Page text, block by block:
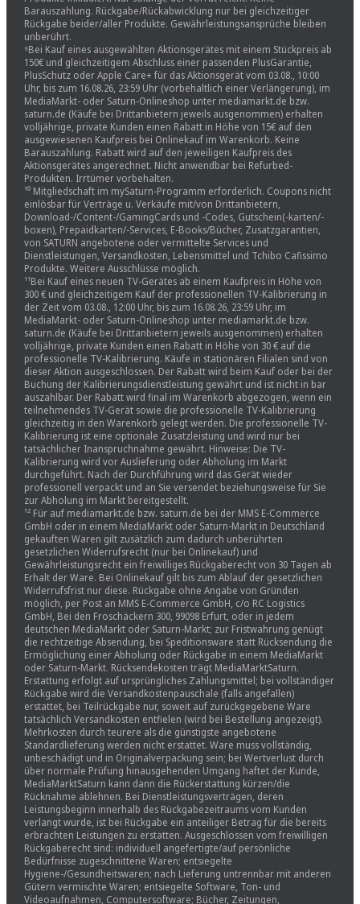
Barauszahlung. Rückgabe/Rückabwicklung nur bei gleichzeitiger
Rückgabe beider/aller Produkte. Gewährleistungsansprüche bleiben
unberührt.
⁹Bei Kauf eines ausgewählten Aktionsgerätes mit einem Stückpreis ab
150€ und gleichzeitigem Abschluss einer passenden PlusGarantie,
PlusSchutz oder Apple Care+ für das Aktionsgerät vom 03.08., 10:00
Uhr, bis zum 16.08.26, 23:59 Uhr (vorbehaltlich einer Verlängerung), im
MediaMarkt- oder Saturn-Onlineshop unter mediamarkt.de bzw.
saturn.de (Käufe bei Drittanbietern jeweils ausgenommen) erhalten
volljährige, private Kunden einen Rabatt in Höhe von 15€ auf den
ausgewiesenen Kaufpreis bei Onlinekauf im Warenkorb. Keine
Barauszahlung. Rabatt wird auf den jeweiligen Kaufpreis des
Aktionsgerätes angerechnet. Nicht anwendbar bei Refurbed-
Produkten. Irrtümer vorbehalten.
¹⁰ Mitgliedschaft im mySaturn-Programm erforderlich. Coupons nicht
einlösbar für Verträge u. Verkäufe mit/von Drittanbietern,
Download-/Content-/GamingCards und -Codes, Gutschein(-karten/-
boxen), Prepaidkarten/-Services, E-Books/Bücher, Zusatzgarantien,
von SATURN angebotene oder vermittelte Services und
Dienstleistungen, Versandkosten, Lebensmittel und Tchibo Cafissimo
Produkte. Weitere Ausschlüsse möglich.
¹¹Bei Kauf eines neuen TV-Gerätes ab einem Kaufpreis in Höhe von
300 € und gleichzeitigem Kauf der professionellen TV-Kalibrierung in
der Zeit vom 03.08., 12:00 Uhr, bis zum 16.08.26, 23:59 Uhr, im
MediaMarkt- oder Saturn-Onlineshop unter mediamarkt.de bzw.
saturn.de (Käufe bei Drittanbietern jeweils ausgenommen) erhalten
volljährige, private Kunden einen Rabatt in Höhe von 30 € auf die
professionelle TV-Kalibrierung. Käufe in stationären Filialen sind von
dieser Aktion ausgeschlossen. Der Rabatt wird beim Kauf oder bei der
Buchung der Kalibrierungsdienstleistung gewährt und ist nicht in bar
auszahlbar. Der Rabatt wird final im Warenkorb abgezogen, wenn ein
teilnehmendes TV-Gerät sowie die professionelle TV-Kalibrierung
gleichzeitig in den Warenkorb gelegt werden. Die professionelle TV-
Kalibrierung ist eine optionale Zusatzleistung und wird nur bei
tatsächlicher Inanspruchnahme gewährt. Hinweise: Die TV-
Kalibrierung wird vor Auslieferung oder Abholung im Markt
durchgeführt. Nach der Durchführung wird das Gerät wieder
professionell verpackt und an Sie versendet beziehungsweise für Sie
zur Abholung im Markt bereitgestellt.
¹² Für auf mediamarkt.de bzw. saturn.de bei der MMS E-Commerce
GmbH oder in einem MediaMarkt oder Saturn-Markt in Deutschland
gekauften Waren gilt zusätzlich zum dadurch unberührten
gesetzlichen Widerrufsrecht (nur bei Onlinekauf) und
Gewährleistungsrecht ein freiwilliges Rückgaberecht von 30 Tagen ab
Erhalt der Ware. Bei Onlinekauf gilt bis zum Ablauf der gesetzlichen
Widerrufsfrist nur diese. Rückgabe ohne Angabe von Gründen
möglich, per Post an MMS E-Commerce GmbH, c/o RC Logistics
GmbH, Bei den Froschäckern 300, 99098 Erfurt, oder in jedem
deutschen MediaMarkt oder Saturn-Markt; zur Fristwahrung genügt
die rechtzeitige Absendung, bei Speditionsware statt Rücksendung die
Ermöglichung einer Abholung oder Rückgabe in einem MediaMarkt
oder Saturn-Markt. Rücksendekosten trägt MediaMarktSaturn.
Erstattung erfolgt auf ursprüngliches Zahlungsmittel; bei vollständiger
Rückgabe wird die Versandkostenpauschale (falls angefallen)
erstattet, bei Teilrückgabe nur, soweit auf zurückgegebene Ware
tatsächlich Versandkosten entfielen (wird bei Bestellung angezeigt).
Mehrkosten durch teurere als die günstigste angebotene
Standardlieferung werden nicht erstattet. Ware muss vollständig,
unbeschädigt und in Originalverpackung sein; bei Wertverlust durch
über normale Prüfung hinausgehenden Umgang haftet der Kunde,
MediaMarktSaturn kann dann die Rückerstattung kürzen/die
Rücknahme ablehnen. Bei Dienstleistungsverträgen, deren
Leistungsbeginn innerhalb des Rückgabezeitraums vom Kunden
verlangt wurde, ist bei Rückgabe ein anteiliger Betrag für die bereits
erbrachten Leistungen zu erstatten. Ausgeschlossen vom freiwilligen
Rückgaberecht sind: individuell angefertigte/auf persönliche
Bedürfnisse zugeschnittene Waren; entsiegelte
Hygiene-/Gesundheitswaren; nach Lieferung untrennbar mit anderen
Gütern vermischte Waren; entsiegelte Software, Ton- und
Videoaufnahmen, Computersoftware; Bücher, Zeitungen,